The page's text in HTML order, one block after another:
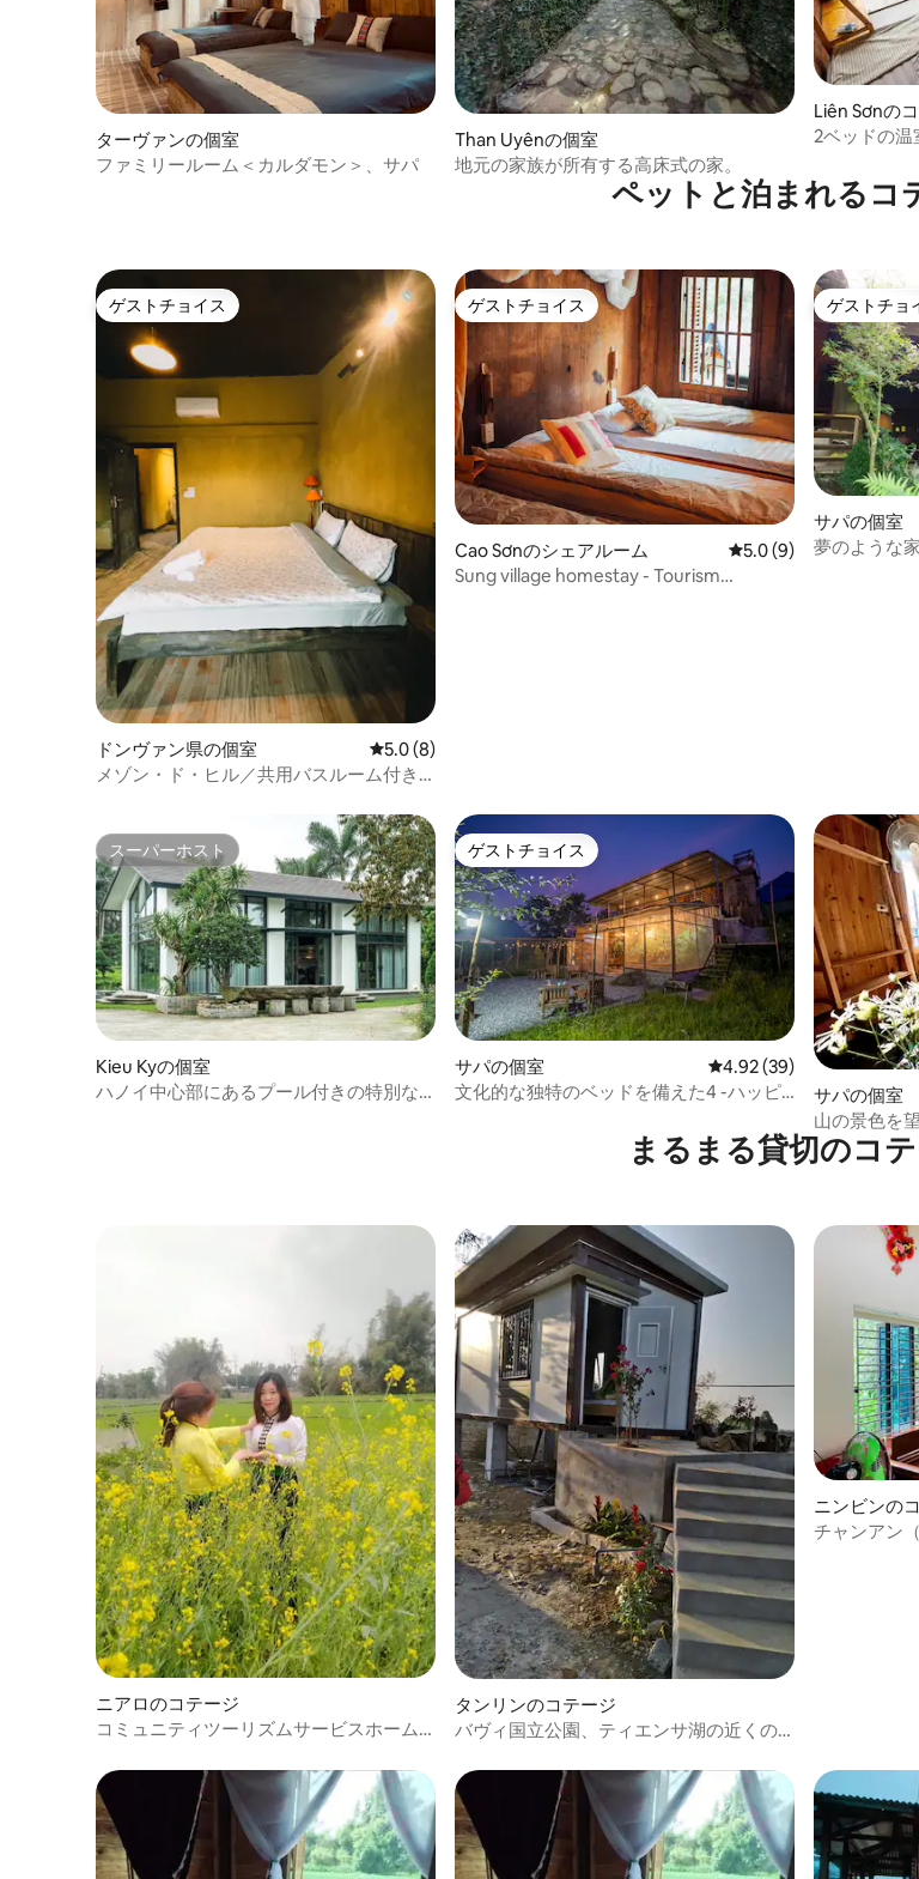
ターヴァンの個室
ファミリールーム＜カルダモン＞、サパ
Than Uyênの個室
地元の家族が所有する高床式の家。
Liên Sơnの
2ベッドの温
ペットと泊まれるコ
ゲストチョイス
ゲストチョイス
ドンヴァン県の個室 レビュー8件、5つ星中5.0つ星の平均評価
5.0 (8)
メゾン・ド・ヒル／共用バスルーム付き
ゲストチョイス
ゲストチョイス
Cao Sơnのシェアルーム レビュー9件、5つ星中
5.0 (9)
Sung village homestay - Tourism
ゲストチョ
ゲストチョ
サパの個室
夢のような
スーパーホスト
スーパーホスト
Kieu Kyの個室
ハノイ中心部にあるプール付きの特別な
ゲストチョイス
ゲストチョイス
サパの個室 レビュー39件、5つ星中
4.92 (39)
文化的な独特のベッドを備えた4 -ハッピ
サパの個室
山の景色を
ド
まるまる貸切のコ
ニアロのコテージ
コミュニティツーリズムサービスホーム
タンリンのコテージ
バヴィ国立公園、ティエンサ湖の近くの
ニンビンの
チャンアン